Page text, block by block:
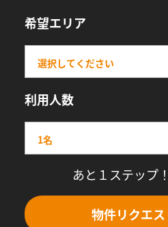
希望エリア
利用人数
あと１ステップ
物件リクエ